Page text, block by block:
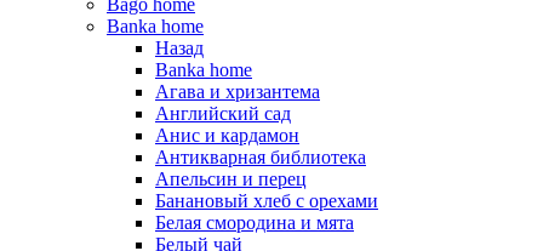
Bago home
Banka home
Назад
Banka home
Агава и хризантема
Английский сад
Анис и кардамон
Антикварная библиотека
Апельсин и перец
Банановый хлеб с орехами
Белая смородина и мята
Белый чай